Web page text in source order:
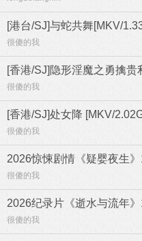
[港台/SJ]与蛇共舞[MKV/
很傻的我
[香港/SJ]隐形淫魔之勇擒贵
很傻的我
[香港/SJ]处女降 [MKV/
很傻的我
2026惊悚剧情《疑婴夜生
很傻的我
2026纪录片《逝水与流年
很傻的我